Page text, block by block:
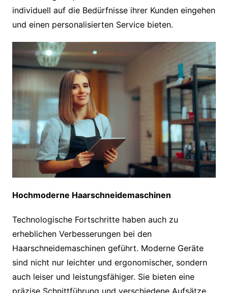
individuell auf die Bedürfnisse ihrer Kunden eingehen
und einen personalisierten Service bieten.
Hochmoderne Haarschneidemaschinen
Technologische Fortschritte haben auch zu
erheblichen Verbesserungen bei den
Haarschneidemaschinen geführt. Moderne Geräte
sind nicht nur leichter und ergonomischer, sondern
auch leiser und leistungsfähiger. Sie bieten eine